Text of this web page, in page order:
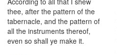
thee, after the pattern of the
tabernacle, and the pattern of
all the instruments thereof,
even so shall ye make it.